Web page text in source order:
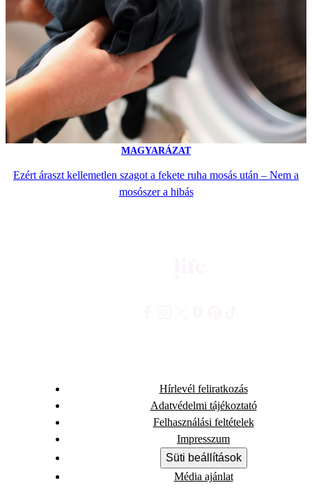
MAGYARÁZAT
Ezért áraszt kellemetlen szagot a fekete ruha mosás után – Nem a
mosószer a hibás
Hírlevél feliratkozás
Adatvédelmi tájékoztató
Felhasználási feltételek
Impresszum
Süti beállítások
Média ajánlat